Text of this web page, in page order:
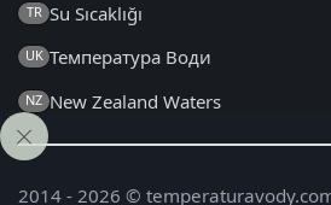
TR Su Sıcaklığı
UK Температура Води
NZ New Zealand Waters
2014 - 2026 ©